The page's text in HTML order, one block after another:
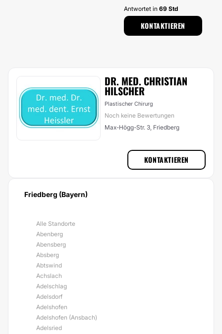
Antwortet in 69 Std
KONTAKTIEREN
DR. MED. CHRISTIAN
HILSCHER
Plastischer Chirurg
Noch keine Bewertungen
Max-Högg-Str. 3, Friedberg
KONTAKTIEREN
Friedberg (Bayern)
Alle Standorte
Abenberg
Abensberg
Absberg
Abtswind
Achslach
Adelschlag
Adelsdorf
Adelshofen
Adelshofen (Ansbach)
Adelsried